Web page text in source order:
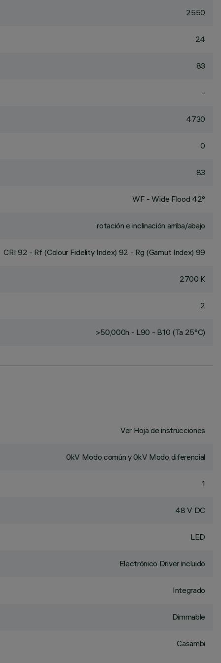
2550
24
83
-
4730
0
83
WF - Wide Flood 42°
rotación e inclinación arriba/abajo
CRI 92 - Rf (Colour Fidelity Index) 92 - Rg (Gamut Index) 99
2700 K
2
>50,000h - L90 - B10 (Ta 25°C)
Ver Hoja de instrucciones
0kV Modo común y 0kV Modo diferencial
1
48 V DC
LED
Electrónico Driver incluido
Integrado
Dimmable
Casambi